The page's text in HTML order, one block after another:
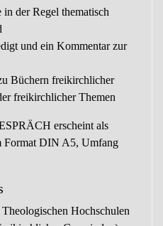
der Regel thematisch
und ein Kommentar zur
Büchern freikirchlicher
freikirchlicher Themen
erscheint als
Format DIN A5, Umfang
Theologischen Hochschulen